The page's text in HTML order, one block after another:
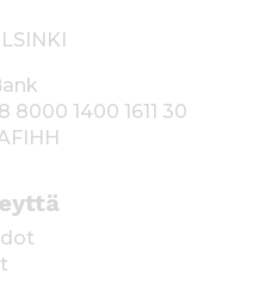
8000 1400 1611 30